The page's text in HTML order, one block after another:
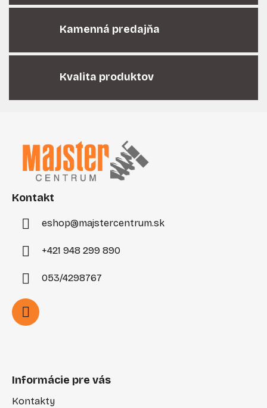
p
r
v
v
p
Kamenná predajňa
Kvalita produktov
Kontakt
eshop@majstercentrum.sk
+421 948 299 890
053/4298767
Informácie pre vás
Kontakty